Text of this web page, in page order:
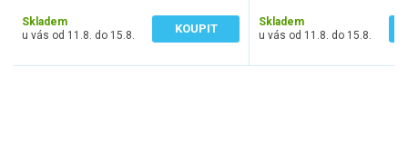
Skladem
u vás od 11.8. do 15.8.
KOUPIT
Skladem
u vás od 11.8. do 15.8.